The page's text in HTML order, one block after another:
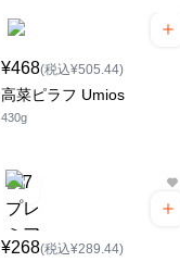
¥468(税込¥505.44)
高菜ピラフ Umios
430g
¥268(税込¥289.44)